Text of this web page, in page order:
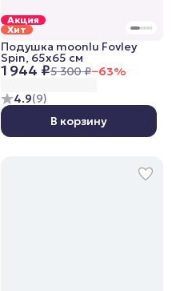
Акция
Хит
4.9(9)
1 944 ₽5 300 ₽−63%
Подушка moonlu Fovley
Spin, 65x65 см
В корзину